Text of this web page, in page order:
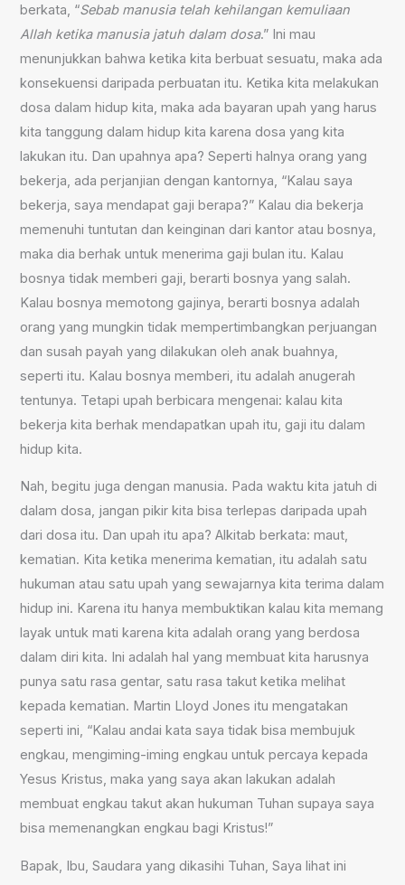
berkata, “Sebab manusia telah kehilangan kemuliaan
Allah ketika manusia jatuh dalam dosa.” Ini mau
menunjukkan bahwa ketika kita berbuat sesuatu, maka ada
konsekuensi daripada perbuatan itu. Ketika kita melakukan
dosa dalam hidup kita, maka ada bayaran upah yang harus
kita tanggung dalam hidup kita karena dosa yang kita
lakukan itu. Dan upahnya apa? Seperti halnya orang yang
bekerja, ada perjanjian dengan kantornya, “Kalau saya
bekerja, saya mendapat gaji berapa?” Kalau dia bekerja
memenuhi tuntutan dan keinginan dari kantor atau bosnya,
maka dia berhak untuk menerima gaji bulan itu. Kalau
bosnya tidak memberi gaji, berarti bosnya yang salah.
Kalau bosnya memotong gajinya, berarti bosnya adalah
orang yang mungkin tidak mempertimbangkan perjuangan
dan susah payah yang dilakukan oleh anak buahnya,
seperti itu. Kalau bosnya memberi, itu adalah anugerah
tentunya. Tetapi upah berbicara mengenai: kalau kita
bekerja kita berhak mendapatkan upah itu, gaji itu dalam
hidup kita.
Nah, begitu juga dengan manusia. Pada waktu kita jatuh di
dalam dosa, jangan pikir kita bisa terlepas daripada upah
dari dosa itu. Dan upah itu apa? Alkitab berkata: maut,
kematian. Kita ketika menerima kematian, itu adalah satu
hukuman atau satu upah yang sewajarnya kita terima dalam
hidup ini. Karena itu hanya membuktikan kalau kita memang
layak untuk mati karena kita adalah orang yang berdosa
dalam diri kita. Ini adalah hal yang membuat kita harusnya
punya satu rasa gentar, satu rasa takut ketika melihat
kepada kematian. Martin Lloyd Jones itu mengatakan
seperti ini, “Kalau andai kata saya tidak bisa membujuk
engkau, mengiming-iming engkau untuk percaya kepada
Yesus Kristus, maka yang saya akan lakukan adalah
membuat engkau takut akan hukuman Tuhan supaya saya
bisa memenangkan engkau bagi Kristus!”
Bapak, Ibu, Saudara yang dikasihi Tuhan, Saya lihat ini